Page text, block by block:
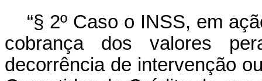
“§ 2º Caso o INSS, em
cobrança dos valores
decorrência de intervenção